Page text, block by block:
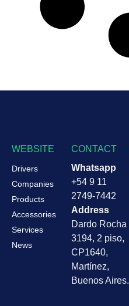
WEBSITE
Drivers
Companies
Products
Accessories
Services
News
CONTACT
Whatsapp
+54 9 11
2749-7442
Address
Dardo Rocha
3194, 2 piso,
CP1640,
Martínez,
Buenos Aires.